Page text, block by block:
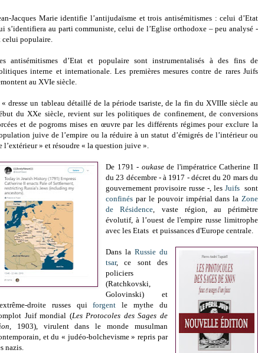
Jacques Marie identifie l’antijudaïsme et trois antisémitismes : celui d’Etat
s’identifiera au parti communiste, celui de l’Eglise orthodoxe – peu analysé -
celui populaire.
antisémitismes d’Etat et populaire sont instrumentalisés à des fins de
interne et internationale. Les premières mesures contre de rares Juifs
au XVIe siècle.
dresse un tableau détaillé de la période tsariste, de la fin du XVIIIe siècle au
du XXe siècle, revient sur les politiques de confinement, de conversions
et de pogroms mises en œuvre par les différents régimes pour exclure la
juive de l’empire ou la réduire à un statut d’émigrés de l’intérieur ou
l’extérieur » et résoudre « la question juive ».
De 1791 - oukasede l'impératrice Catherine II
du 23 décembre - à 1917 - décret du 20 mars du
gouvernement provisoire russe -, lesJuifs sont
confinés par le pouvoir impérial dans la Zone
de Résidence, vaste région, au périmètre
évolutif, à l’ouest de l'empire russe limitrophe
avec les Etats et puissances d'Europe centrale.
Dans la Russie du
tsar, ce sont des
policiers
(Ratchkovski,
Golovinski) et
droite russes quiforgent le mythe du
Juif mondial (Les Protocoles des Sages de
, 1903), virulent dans le monde musulman
et du « judéo-bolchevisme » repris par
nazis.